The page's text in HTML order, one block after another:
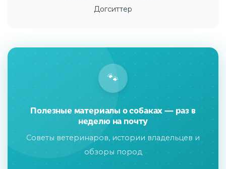
Догситтер
🐾
Полезные материалы о собаках — раз в
неделю на почту
Советы ветеринаров, истории владельцев и
обзоры пород